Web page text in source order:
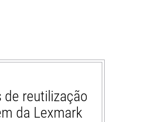
de reutilização
da Lexmark